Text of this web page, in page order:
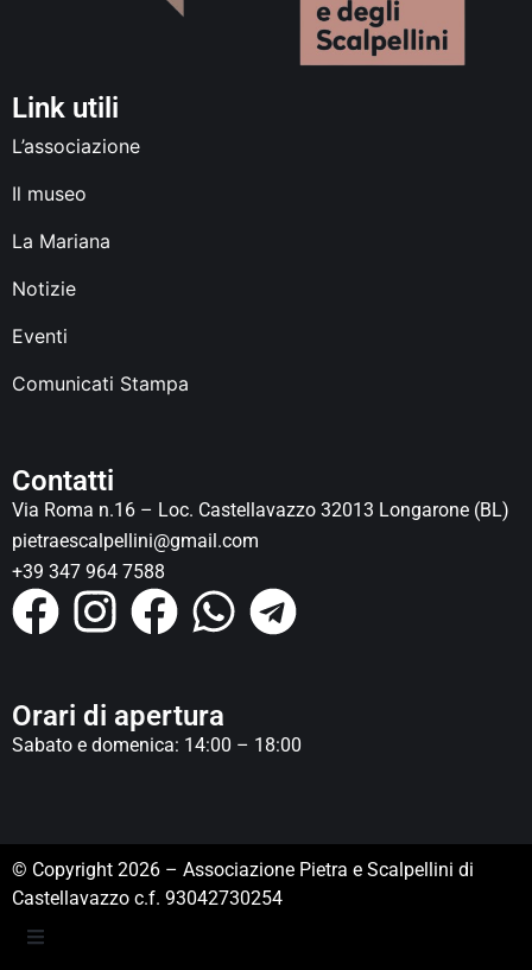
Link utili
L’associazione
Il museo
La Mariana
Notizie
Eventi
Comunicati Stampa
Contatti
Via Roma n.16 – Loc. Castellavazzo 32013 Longarone (BL)
pietraescalpellini@gmail.com
+39 347 964 7588
Orari di apertura
Sabato e domenica: 14:00 – 18:00
© Copyright 2026 – Associazione Pietra e Scalpellini di
Castellavazzo c.f. 93042730254